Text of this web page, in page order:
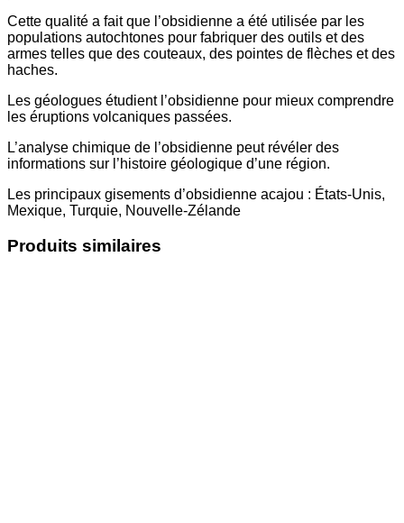
Cette qualité a fait que l’obsidienne a été utilisée par les
populations autochtones pour fabriquer des outils et des
armes telles que des couteaux, des pointes de flèches et des
haches.
Les géologues étudient l’obsidienne pour mieux comprendre
les éruptions volcaniques passées.
L’analyse chimique de l’obsidienne peut révéler des
informations sur l’histoire géologique d’une région.
Les principaux gisements d’obsidienne acajou : États-Unis,
Mexique, Turquie, Nouvelle-Zélande
Produits similaires